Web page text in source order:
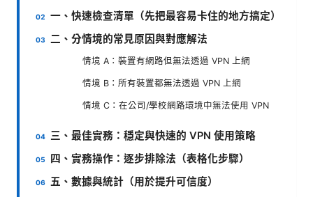
一、快速檢查清單（先把最容易卡住的地方搞定）
二、分情境的常見原因與對應解法
情境 A：裝置有網路但無法透過 VPN 上網
情境 B：所有裝置都無法透過 VPN 上網
情境 C：在公司/學校網路環境中無法使用 VPN
三、最佳實務：穩定與快速的 VPN 使用策略
四、實務操作：逐步排除法（表格化步驟）
五、數據與統計（用於提升可信度）